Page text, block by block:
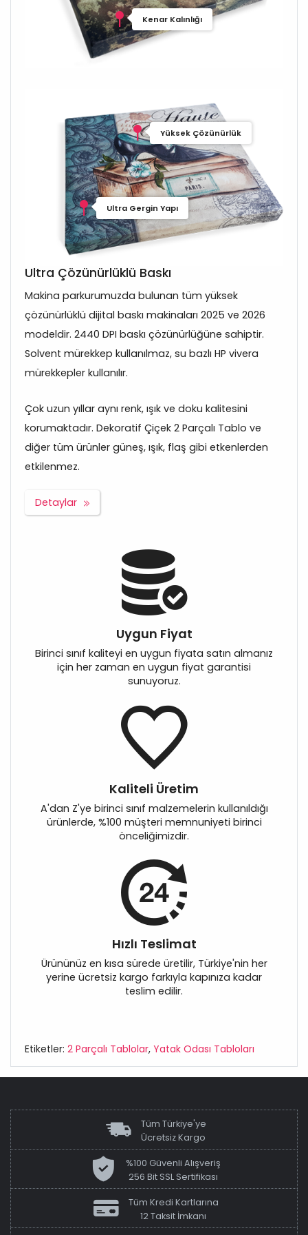
Kenar Kalınlığı
Yüksek Çözünürlük
Ultra Gergin Yapı
Ultra Çözünürlüklü Baskı
Makina parkurumuzda bulunan tüm yüksek
çözünürlüklü dijital baskı makinaları 2025 ve 2026
modeldir. 2440 DPI baskı çözünürlüğüne sahiptir.
Solvent mürekkep kullanılmaz, su bazlı HP vivera
mürekkepler kullanılır.
Çok uzun yıllar aynı renk, ışık ve doku kalitesini
korumaktadır. Dekoratif Çiçek 2 Parçalı Tablo ve
diğer tüm ürünler güneş, ışık, flaş gibi etkenlerden
etkilenmez.
Detaylar
Uygun Fiyat
Birinci sınıf kaliteyi en uygun fiyata satın almanız
için her zaman en uygun fiyat garantisi
sunuyoruz.
Kaliteli Üretim
A'dan Z'ye birinci sınıf malzemelerin kullanıldığı
ürünlerde, %100 müşteri memnuniyeti birinci
önceliğimizdir.
Hızlı Teslimat
Ürününüz en kısa sürede üretilir, Türkiye'nin her
yerine ücretsiz kargo farkıyla kapınıza kadar
teslim edilir.
Etiketler: 2 Parçalı Tablolar, Yatak Odası Tabloları
Tüm Türkiye'ye
Ücretsiz Kargo
%100 Güvenli Alışveriş
256 Bit SSL Sertifikası
Tüm Kredi Kartlarına
12 Taksit İmkanı